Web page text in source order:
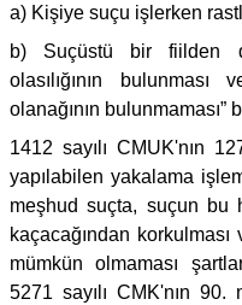
a) Kişiye suçu işlerken
b) Suçüstü bir fiilden
olasılığının
olanağının
1412 sayılı CMUK'nın
yapılabilen yakalama
meşhud suçta, suçun bu
kaçacağından
mümkün olmaması
5271 sayılı CMK'nın 90.